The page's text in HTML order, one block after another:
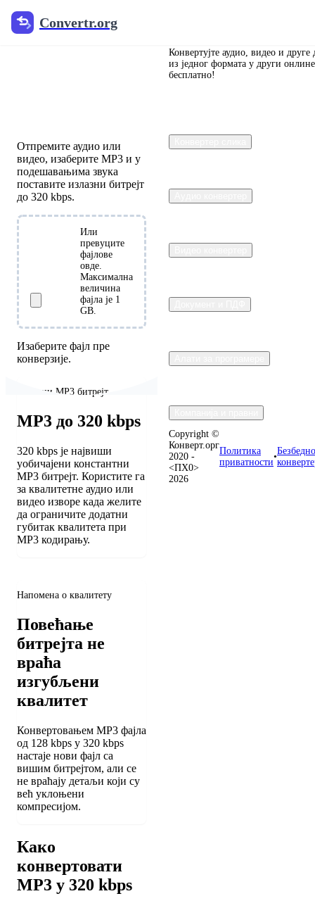
Convertr.org
Бесплатан
Отпремите аудио или
видео, изаберите MP3 и у
подешавањима звука
поставите излазни битрејт
до 320 kbps.
Или
превуците
фајлове
овде.
Максимална
величина
фајла је 1
GB.
Изаберите фајл пре
конверзије.
Излазни MP3 битрејт
MP3 до 320 kbps
320 kbps је највиши
уобичајени константни
MP3 битрејт. Користите га
за квалитетне аудио или
видео изворе када желите
да ограничите додатни
губитак квалитета при
MP3 кодирању.
Напомена о квалитету
Повећање
битрејта не
враћа
изгубљени
квалитет
Конвертовањем MP3 фајла
од 128 kbps у 320 kbps
настаје нови фајл са
вишим битрејтом, али се
не враћају детаљи који су
већ уклоњени
компресијом.
Како
конвертовати
MP3 у 320 kbps
Конвертујте аудио, видео и друге
из једног формата у други онлине
бесплатно!
Copyright ©
Конверт.орг
2020 -
<ПХ0>
2026
Политика
приватности
•